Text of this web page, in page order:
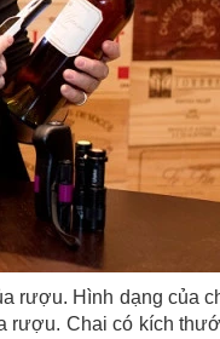
rượu. Hình dạng của
rượu. Chai có kích